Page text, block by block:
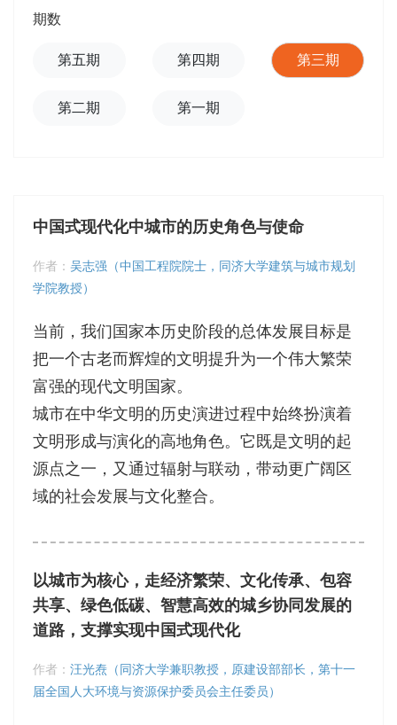
期数
第五期 第四期 第三期
第二期 第一期
中国式现代化中城市的历史角色与使命
作者： 吴志强（中国工程院院士，同济大学建筑与城市规划
学院教授）
当前，我们国家本历史阶段的总体发展目标是
把一个古老而辉煌的文明提升为一个伟大繁荣
富强的现代文明国家。
城市在中华文明的历史演进过程中始终扮演着
文明形成与演化的高地角色。它既是文明的起
源点之一，又通过辐射与联动，带动更广阔区
域的社会发展与文化整合。
以城市为核心，走经济繁荣、文化传承、包容
共享、绿色低碳、智慧高效的城乡协同发展的
道路，支撑实现中国式现代化
作者： 汪光焘（同济大学兼职教授，原建设部部长，第十一
届全国人大环境与资源保护委员会主任委员）